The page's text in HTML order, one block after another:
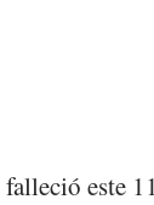
falleció este